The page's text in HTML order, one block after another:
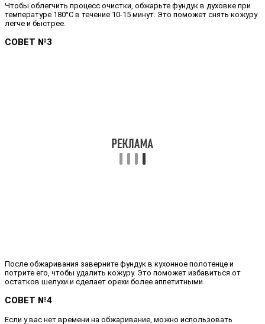
Чтобы облегчить процесс очистки, обжарьте фундук в духовке при
температуре 180°C в течение 10-15 минут. Это поможет снять кожуру
легче и быстрее.
СОВЕТ №3
После обжаривания заверните фундук в кухонное полотенце и
потрите его, чтобы удалить кожуру. Это поможет избавиться от
остатков шелухи и сделает орехи более аппетитными.
СОВЕТ №4
Если у вас нет времени на обжаривание, можно использовать